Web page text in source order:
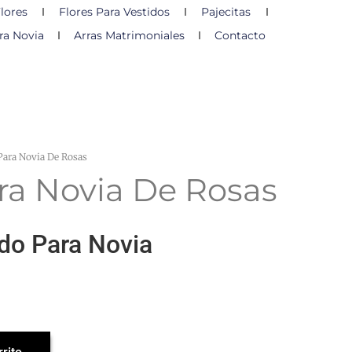
Flores Para Vestidos
Pajecitas
Novia Arras Matrimoniales Contacto
Novia De Rosas
Novia De Rosas
Para Novia